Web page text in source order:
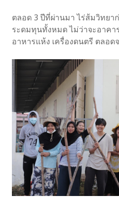
ตลอด 3 ปีที่ผ่านมา ไร่ส้มวิทยา
ระดมทุนทั้งหมด ไม่ว่าจะอาคา
อาหารแห้ง เครื่องดนตรี ตลอด